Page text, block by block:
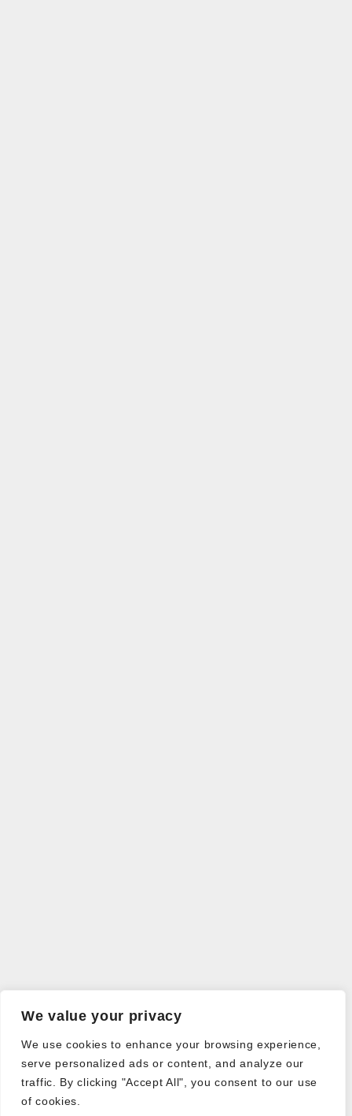
We value your privacy
We use cookies to enhance your browsing experience,
serve personalized ads or content, and analyze our
traffic. By clicking "Accept All", you consent to our use
of cookies.